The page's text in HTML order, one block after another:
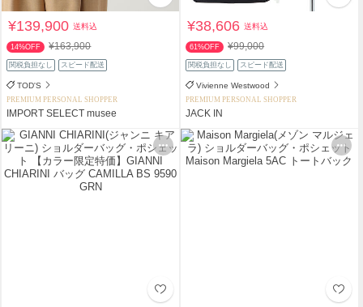
¥139,900送料込
14%OFF ¥163,900
関税負担なし スピード配送
TOD'S
PREMIUM PERSONAL SHOPPER
IMPORT SELECT musee
¥38,606送料込
61%OFF ¥99,000
関税負担なし スピード配送
Vivienne Westwood
PREMIUM PERSONAL SHOPPER
JACK IN